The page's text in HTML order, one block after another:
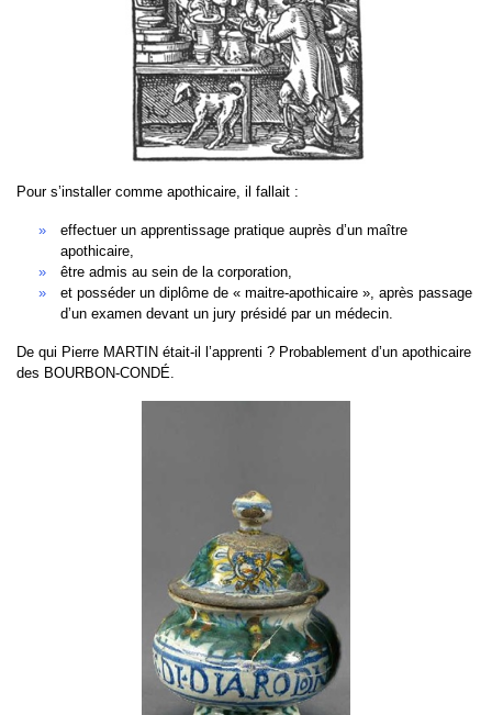
Pour s’installer comme apothicaire, il fallait :
effectuer un apprentissage pratique auprès d’un maître
apothicaire,
être admis au sein de la corporation,
et posséder un diplôme de « maitre-apothicaire », après passage
d’un examen devant un jury présidé par un médecin.
De qui Pierre MARTIN était-il l’apprenti ? Probablement d’un apothicaire
des BOURBON-CONDÉ.